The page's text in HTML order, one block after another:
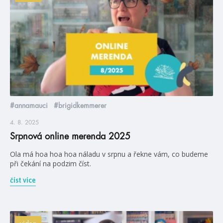
#annamauci #brigidkemmerer
4. 8. 2025
Srpnová online merenda 2025
Ola má hoa hoa hoa náladu v srpnu a řekne vám, co budeme
při čekání na podzim číst.
číst více